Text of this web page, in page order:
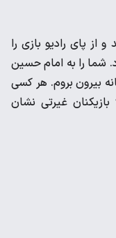
از پای رادیو بازی را
شما را به امام حسین
بیرون بروم. هر کسی
غیرتی نشان